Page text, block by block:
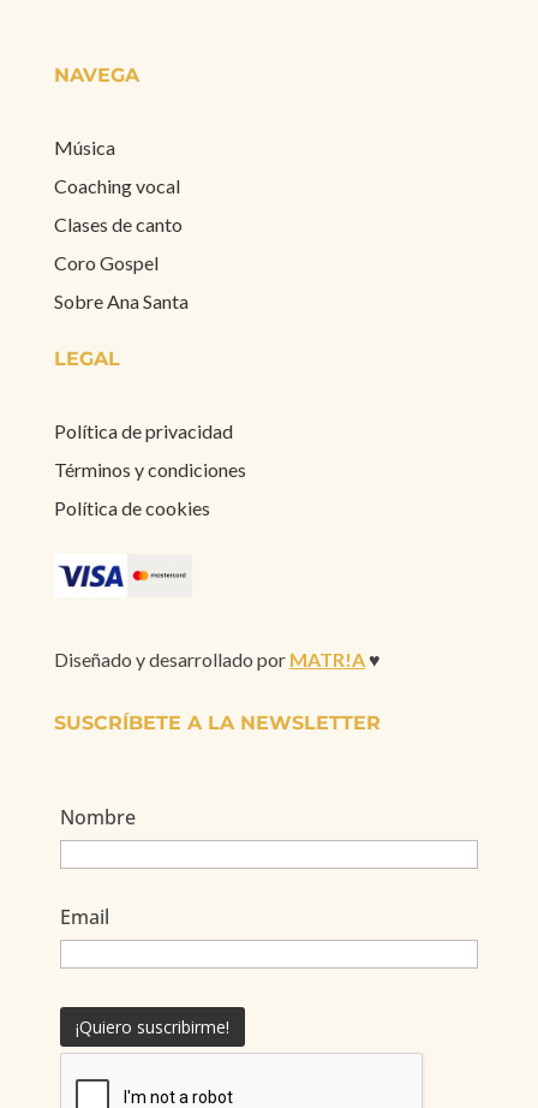
NAVEGA
Música
Coaching vocal
Clases de canto
Coro Gospel
Sobre Ana Santa
LEGAL
Política de privacidad
Términos y condiciones
Política de cookies
Diseñado y desarrollado por MATR!A♥
SUSCRÍBETE A LA NEWSLETTER
Nombre
Email